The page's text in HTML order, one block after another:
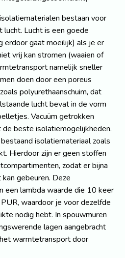
bestaan voor
Lucht is een goede
erdoor gaat moeilijk) als je er
vrij kan stromen (waaien of
namelijk sneller
doen door een poreus
polyurethaanschuim, dat
lucht bevat in de vorm
Vacuüm getrokken
beste isolatiemogelijkheden.
isolatiemateriaal zoals
Hierdoor zijn er geen stoffen
zodat er bijna
gebeuren. Deze
een lambda waarde die 10 keer
waardoor je voor dezelfde
nodig hebt. In spouwmuren
lagen aangebracht
warmtetransport door